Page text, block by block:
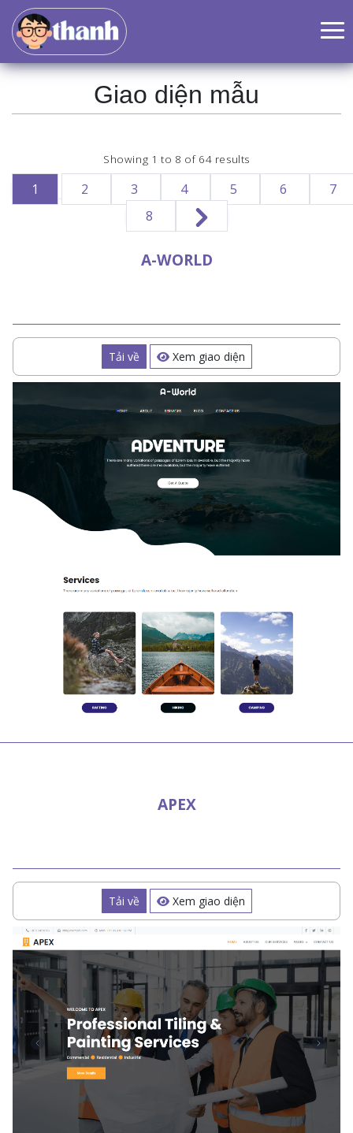
Giao diện mẫu
Showing 1 to 8 of 64 results
1 2 3 4 5 6
7
8
A-WORLD
Tải về Xem giao diện
APEX
Tải về Xem giao diện